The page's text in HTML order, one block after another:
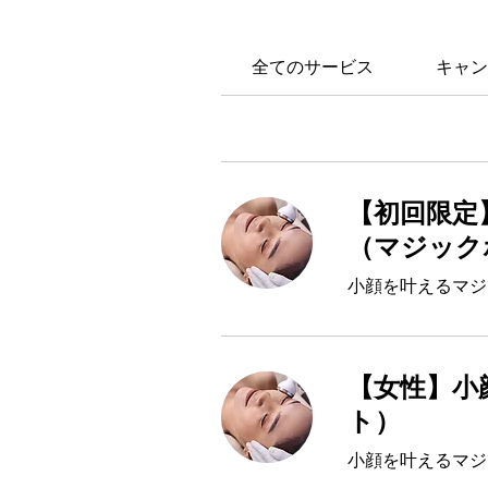
全てのサービス キャ
【初回限
（マジッ
小顔を叶えるマ
【女性】
ト）
小顔を叶えるマ